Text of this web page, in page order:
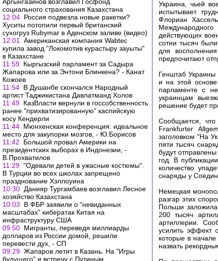
социального страхования Казахстана
12:04 Россия подвезла новые ракетки?
Хуситы потопили первый британский
сухогруз Rubymar в Аденском заливе (видео)
12:01
Американская компания Wabtec
купила завод "Локомотив курастыру зауыты"
в Казахстане
11:59 Кыргызский парламент за Садыра
Жапарова или за Энтони Блинкена? - Канат
Кожоев
11:54 В Душанбе скончался Народный
артист Таджикистана Давлатманд Холов
11:49 КазВласти вернули в госсобственность
ранее "прихватизированную" каспийскую
косу Кендерли
11:44 Мюнхенская конференция: идеальное
место для закупорки мозгов, - Ю.Борисов
11:42
Большой провал Америки на
президентских выборах в Индонезии, -
В.Прохватилов
11:29 "Одевали детей в ужасные костюмы".
В Турции во всех школах запрещено
празднование Хэллоуина
10:30 Данияр Тургамбаев возглавил Лесное
хозяйство Казахстана
10:03
В ФБР заявили о "невиданных
масштабах" кибератак Китая на
инфраструктуру США
09:50 Мигранты, переведя миллиарды
долларов из России домой, решили
перевести дух, - СП
09:29 Жапаров летит в Казань. На "Игры
будущего" и встречу с Путиным
Украина, чьей
испытывает
Флориан
действующих
сотни тысяч
для
предпочитают
Генштаб Украины
и на этой
парламенте с
украинцам
решение будет
Сообщается,
Frankfurter
заголовком "На
пяти тысяч
будут
год. В
количество
снаряды у
Немецкая
разгар этих
Польши
200 тысяч
артиллерии.
усилить эффект
которые в
назвать